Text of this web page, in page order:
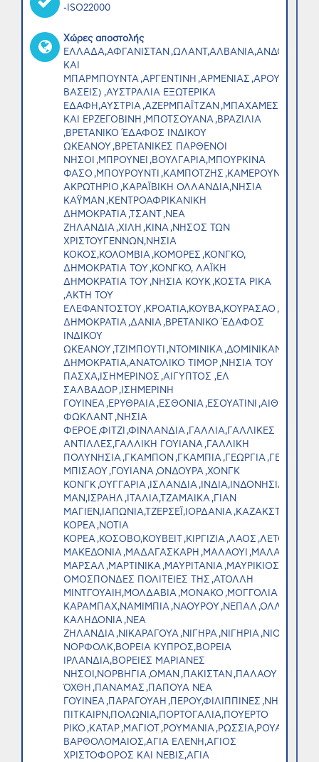
-ISO22000
Χώρες αποστολής
ΕΛΛΑΔΑ,ΑΦΓΑΝΙΣΤΑΝ
ΚΑΙ
ΜΠΑΡΜΠΟΥΝΤΑ ,ΑΡΓΕΝΤΙΝΗ ,ΑΡΜΕΝΙΑΣ ,ΑΡΟΥΜΠΑ
ΒΑΣΕΙΣ) ,ΑΥΣΤΡΑΛΙΑ ΕΞΩΤΕΡΙΚΑ
ΕΔΑΦΗ,ΑΥΣΤΡΙΑ ,ΑΖΕΡΜΠΑΪΤΖΑΝ
ΚΑΙ ΕΡΖΕΓΟΒΙΝΗ ,ΜΠΟΤΣΟΥΑΝΑ ,ΒΡΑΖΙΛΙΑ
,ΒΡΕΤΑΝΙΚΟ ΈΔΑΦΟΣ ΙΝΔΙΚΟΥ
ΩΚΕΑΝΟΥ ,ΒΡΕΤΑΝΙΚΕΣ ΠΑΡΘΕΝΟΙ
ΝΗΣΟΙ ,ΜΠΡΟΥΝΕΙ ,ΒΟΥΛΓΑΡΙΑ,ΜΠΟΥΡΚΙΝΑ
ΦΑΣΟ ,ΜΠΟΥΡΟΥΝΤΙ ,ΚΑΜΠΟΤΖΗΣ ,ΚΑΜΕΡΟΥΝ
ΑΚΡΩΤΗΡΙΟ ,ΚΑΡΑΪΒΙΚΗ ΟΛΛΑΝΔΙΑ,ΝΗΣΙΑ
ΚΑΫΜΑΝ ,ΚΕΝΤΡΟΑΦΡΙΚΑΝΙΚΗ
ΔΗΜΟΚΡΑΤΙΑ ,ΤΣΑΝΤ ,ΝΕΑ
ΖΗΛΑΝΔΙΑ ,ΧΙΛΗ ,ΚΙΝΑ ,ΝΗΣΟΣ ΤΩΝ
ΧΡΙΣΤΟΥΓΕΝΝΩΝ,ΝΗΣΙΑ
ΚΟΚΟΣ,ΚΟΛΟΜΒΙΑ ,ΚΟΜΟΡΕΣ ,ΚΟΝΓΚΟ,
ΔΗΜΟΚΡΑΤΙΑ ΤΟΥ ,ΚΟΝΓΚΟ, ΛΑΪΚΗ
ΔΗΜΟΚΡΑΤΙΑ ΤΟΥ ,ΝΗΣΙΑ ΚΟΥΚ ,ΚΟΣΤΑ ΡΙΚΑ
,ΑΚΤΗ ΤΟΥ
ΕΛΕΦΑΝΤΟΣΤΟΥ ,ΚΡΟΑΤΙΑ,ΚΟΥΒΑ,ΚΟΥΡΑΣΑΟ
ΔΗΜΟΚΡΑΤΙΑ ,ΔΑΝΙΑ ,ΒΡΕΤΑΝΙΚΟ ΈΔΑΦΟΣ
ΙΝΔΙΚΟΥ
ΩΚΕΑΝΟΥ ,ΤΖΙΜΠΟΥΤΙ ,ΝΤΟΜΙΝΙΚΑ ,ΔΟΜΙΝΙΚΑΝΗ
ΔΗΜΟΚΡΑΤΙΑ,ΑΝΑΤΟΛΙΚΟ ΤΙΜΟΡ ,ΝΗΣΙΑ ΤΟΥ
ΠΑΣΧΑ,ΙΣΗΜΕΡΙΝΟΣ ,ΑΙΓΥΠΤΟΣ ,ΕΛ
ΣΑΛΒΑΔΟΡ ,ΙΣΗΜΕΡΙΝΗ
ΓΟΥΙΝΕΑ ,ΕΡΥΘΡΑΙΑ ,ΕΣΘΟΝΙΑ ,ΕΣΟΥΑΤΙΝΙ ,ΑΙΘΙΟΠΙΑ
ΦΩΚΛΑΝΤ ,ΝΗΣΙΑ
ΦΕΡΟΕ ,ΦΙΤΖΙ ,ΦΙΝΛΑΝΔΙΑ ,ΓΑΛΛΙΑ,ΓΑΛΛΙΚΕΣ
ΑΝΤΙΛΛΕΣ,ΓΑΛΛΙΚΗ ΓΟΥΙΑΝΑ ,ΓΑΛΛΙΚΗ
ΠΟΛΥΝΗΣΙΑ ,ΓΚΑΜΠΟΝ ,ΓΚΑΜΠΙΑ ,ΓΕΩΡΓΙΑ
ΜΠΙΣΑΟΥ ,ΓΟΥΙΑΝΑ ,ΟΝΔΟΥΡΑ ,ΧΟΝΓΚ
ΚΟΝΓΚ ,ΟΥΓΓΑΡΙΑ ,ΙΣΛΑΝΔΙΑ ,ΙΝΔΙΑ,ΙΝΔΟΝΗΣΙΑ ,ΙΡΑΝ
ΜΑΝ,ΙΣΡΑΗΛ ,ΙΤΑΛΙΑ,ΤΖΑΜΑΙΚΑ ,ΓΙΑΝ
ΜΑΓΙΕΝ,ΙΑΠΩΝΙΑ,ΤΖΕΡΣΕΪ,ΙΟΡΔΑΝΙΑ
ΚΟΡΕΑ ,ΝΟΤΙΑ
ΚΟΡΕΑ ,ΚΟΣΟΒΟ,ΚΟΥΒΕΙΤ ,ΚΙΡΓΙΖΙΑ ,ΛΑΟΣ ,ΛΕΤΟΝΙΑ
ΜΑΚΕΔΟΝΙΑ ,ΜΑΔΑΓΑΣΚΑΡΗ ,ΜΑΛΑΟΥΙ ,ΜΑΛΑΙΣΙΑ
ΜΑΡΣΑΛ ,ΜΑΡΤΙΝΙΚΑ ,ΜΑΥΡΙΤΑΝΙΑ
ΟΜΟΣΠΟΝΔΕΣ ΠΟΛΙΤΕΙΕΣ ΤΗΣ ,ΑΤΟΛΛΗ
ΜΙΝΤΓΟΥΑΙΗ,ΜΟΛΔΑΒΙΑ ,ΜΟΝΑΚΟ ,ΜΟΓΓΟΛΙΑ
ΚΑΡΑΜΠΑΧ,ΝΑΜΙΜΠΙΑ ,ΝΑΟΥΡΟΥ ,ΝΕΠΑΛ ,ΟΛΛΑΝΔΙΑ
ΚΑΛΗΔΟΝΙΑ ,ΝΕΑ
ΖΗΛΑΝΔΙΑ ,ΝΙΚΑΡΑΓΟΥΑ ,ΝΙΓΗΡΑ ,ΝΙΓΗΡΙΑ ,ΝΙΟΥΕ ,ΝΗΣΙ
ΝΟΡΦΟΛΚ,ΒΟΡΕΙΑ ΚΥΠΡΟΣ,ΒΟΡΕΙΑ
ΙΡΛΑΝΔΙΑ,ΒΟΡΕΙΕΣ ΜΑΡΙΑΝΕΣ
ΝΗΣΟΙ,ΝΟΡΒΗΓΙΑ ,ΟΜΑΝ ,ΠΑΚΙΣΤΑΝ ,ΠΑΛΑΟΥ ,ΔΥΤΙΚΗ
ΌΧΘΗ ,ΠΑΝΑΜΑΣ ,ΠΑΠΟΥΑ ΝΕΑ
ΓΟΥΙΝΕΑ ,ΠΑΡΑΓΟΥΑΗ ,ΠΕΡΟΥ,ΦΙΛΙΠΠΙΝΕΣ ,ΝΗΣΟΙ
ΠΙΤΚΑΙΡΝ,ΠΟΛΩΝΙΑ,ΠΟΡΤΟΓΑΛΙΑ,ΠΟΥΕΡΤΟ
ΡΙΚΟ ,ΚΑΤΑΡ ,ΜΑΓΙΟΤ ,ΡΟΥΜΑΝΙΑ ,ΡΩΣΣΙΑ,ΡΟΥΑΝΤΑ
ΒΑΡΘΟΛΟΜΑΙΟΣ,ΑΓΙΑ ΕΛΕΝΗ,ΑΓΙΟΣ
ΧΡΙΣΤΟΦΟΡΟΣ ΚΑΙ ΝΕΒΙΣ,ΑΓΙΑ